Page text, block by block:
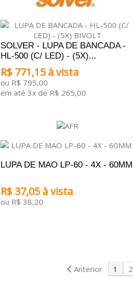
SOLVER - LUPA DE BANCADA -
HL-500 (C/ LED) - (5X)...
R$ 771,15 à vista
ou R$ 795,00
em até 3x de R$ 265,00
LUPA DE MAO LP-60 - 4X - 60MM
R$ 37,05 à vista
ou R$ 38,20
Anterior 1 2